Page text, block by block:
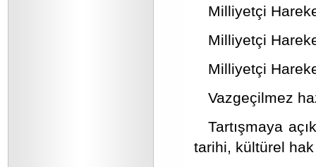
Milliyetçi
Milliyetçi
Milliyetçi
Vazgeçilmez
Tartışmaya
tarihi, kültürel hak